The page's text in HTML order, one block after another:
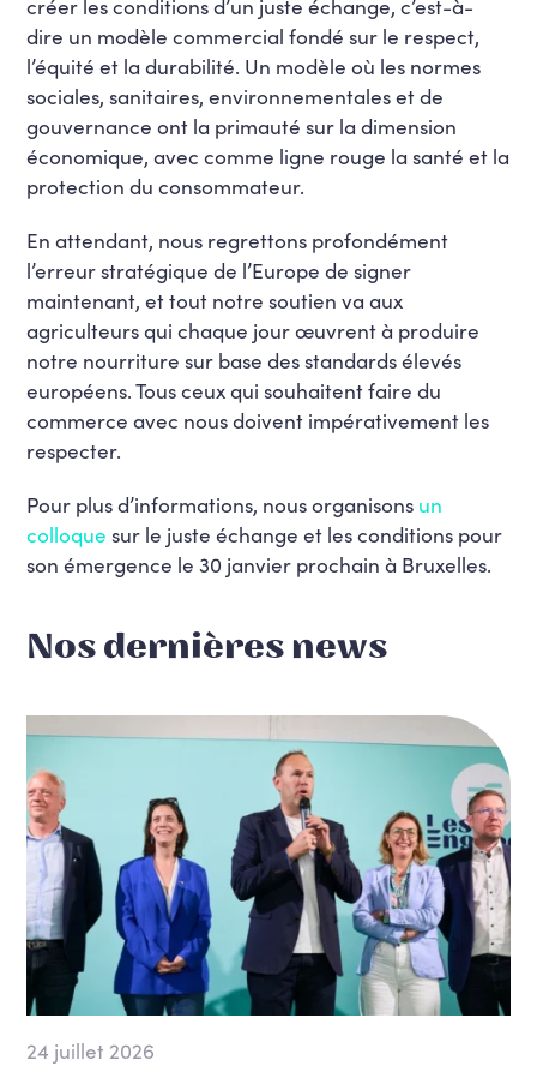
dire un modèle commercial fondé sur le respect,
l’équité et la durabilité. Un modèle où les normes
sociales, sanitaires, environnementales et de
gouvernance ont la primauté sur la dimension
économique, avec comme ligne rouge la santé et la
protection du consommateur.
En attendant, nous regrettons profondément
l’erreur stratégique de l’Europe de signer
maintenant, et tout notre soutien va aux
agriculteurs qui chaque jour œuvrent à produire
notre nourriture sur base des standards élevés
européens. Tous ceux qui souhaitent faire du
commerce avec nous doivent impérativement les
respecter.
Pour plus d’informations, nous organisons un
colloque sur le juste échange et les conditions pour
son émergence le 30 janvier prochain à Bruxelles.
Nos dernières news
24 juillet 2026